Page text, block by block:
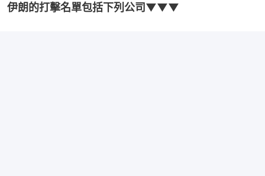
伊朗的打擊名單包括下列公司▼▼▼